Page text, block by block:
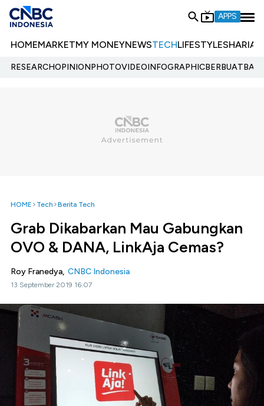
APPS
HOMEMARKETMY MONEYNEWSTECHLIFESTYLESHARIA
RESEARCHOPINIONPHOTOVIDEOINFOGRAPHIC
HOME Tech Berita Tech
Grab Dikabarkan Mau Gabungkan
OVO & DANA, LinkAja Cemas?
Roy Franedya, CNBC Indonesia
13 September 2019 16:07